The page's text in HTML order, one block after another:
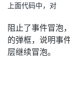
上面代码中，对
阻止了事件冒泡
的弹框，说明事
层继续冒泡。